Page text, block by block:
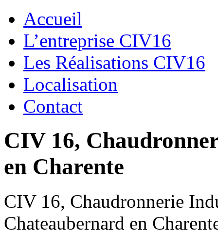
Accueil
L’entreprise CIV16
Les Réalisations CIV16
Localisation
Contact
CIV 16,
en Charente
CIV 16, Chaudronnerie
Chateaubernard en